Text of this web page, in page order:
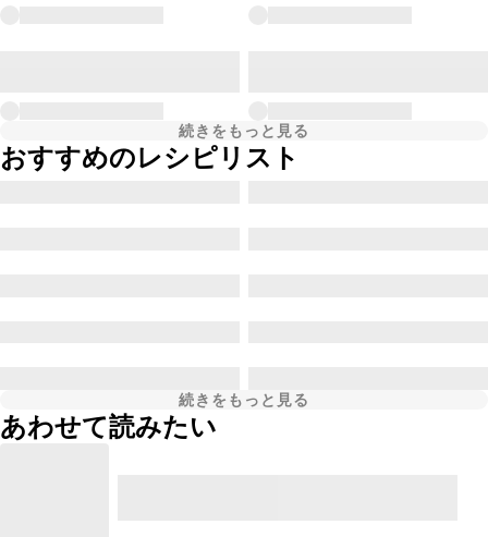
続きをもっと見る
おすすめのレシピリスト
続きをもっと見る
あわせて読みたい